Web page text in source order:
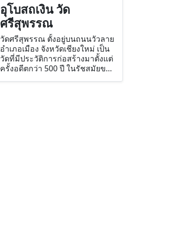
อุโบสถเงิน วัด
ศรีสุพรรณ
วัดศรีสุพรรณ ตั้งอยู่บนถนนวัวลาย
อำเภอเมือง จังหวัดเชียงใหม่ เป็น
วัดที่มีประวัติการก่อสร้างมาตั้งแต่
ครั้งอดีตกว่า 500 ปี ในรัชสมัยของ